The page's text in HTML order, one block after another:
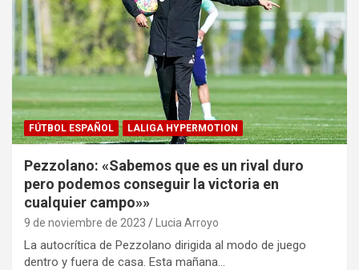
FÚTBOL ESPAÑOL LALIGA HYPERMOTION
Pezzolano: «Sabemos que es un rival duro
pero podemos conseguir la victoria en
cualquier campo»»
9 de noviembre de 2023 Lucia Arroyo
La autocrítica de Pezzolano dirigida al modo de juego
dentro y fuera de casa. Esta mañana…